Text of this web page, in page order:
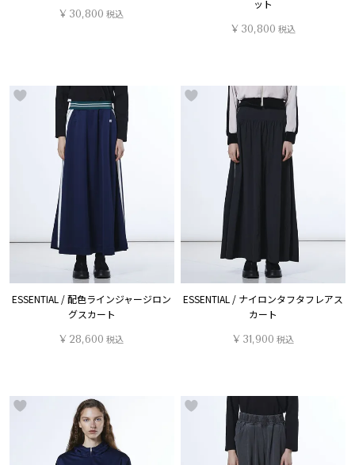
¥ 30,800 税込
ット
¥ 30,800 税込
ESSENTIAL / 配色ラインジャージロン
グスカート
¥ 28,600 税込
ESSENTIAL / ナイロンタフタフレアス
カート
¥ 31,900 税込